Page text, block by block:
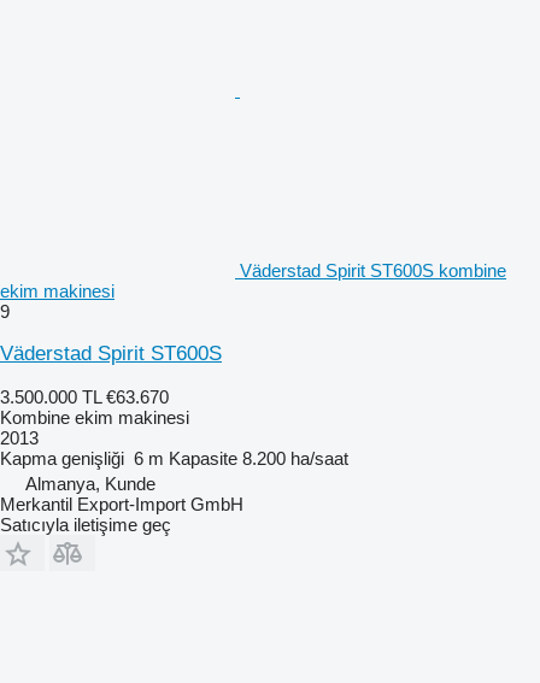
Väderstad Spirit ST600S kombine
ekim makinesi
9
Väderstad Spirit ST600S
3.500.000 TL €63.670
Kombine ekim makinesi
2013
Kapma genişliği 6 m Kapasite 8.200 ha/saat
Almanya, Kunde
Merkantil Export-Import GmbH
Satıcıyla iletişime geç